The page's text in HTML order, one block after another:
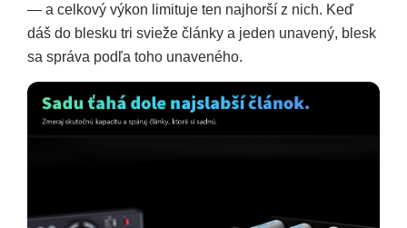
— a celkový výkon limituje ten najhorší z nich. Keď
dáš do blesku tri svieže články a jeden unavený, blesk
sa správa podľa toho unaveného.